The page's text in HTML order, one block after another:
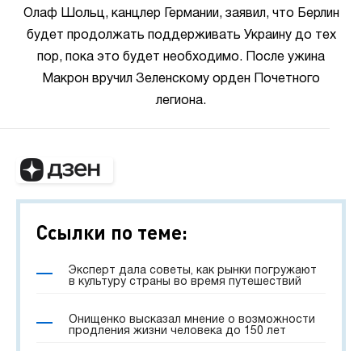
Олаф Шольц, канцлер Германии, заявил, что Берлин
будет продолжать поддерживать Украину до тех
пор, пока это будет необходимо. После ужина
Макрон вручил Зеленскому орден Почетного
легиона.
Ссылки по теме:
Эксперт дала советы, как рынки погружают
в культуру страны во время путешествий
Онищенко высказал мнение о возможности
продления жизни человека до 150 лет